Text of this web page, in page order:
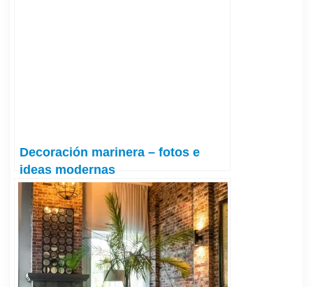
Decoración marinera – fotos e
ideas modernas